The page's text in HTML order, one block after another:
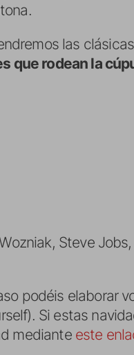
las
que rodean la
Steve
podéis elaborar
Si estas
mediante este